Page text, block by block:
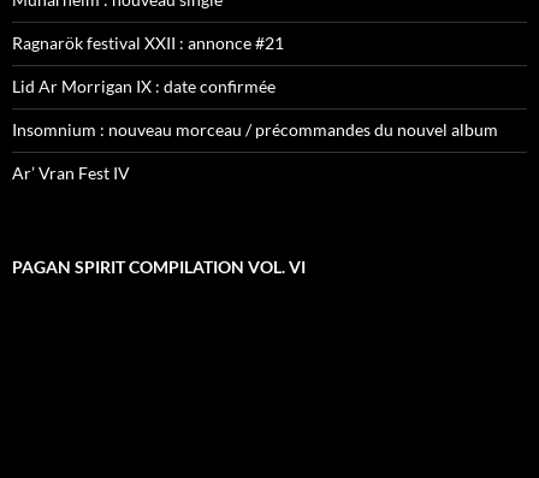
Ragnarök festival XXII : annonce #21
Lid Ar Morrigan IX : date confirmée
Insomnium : nouveau morceau / précommandes du nouvel album
Ar’ Vran Fest IV
PAGAN SPIRIT COMPILATION VOL. VI